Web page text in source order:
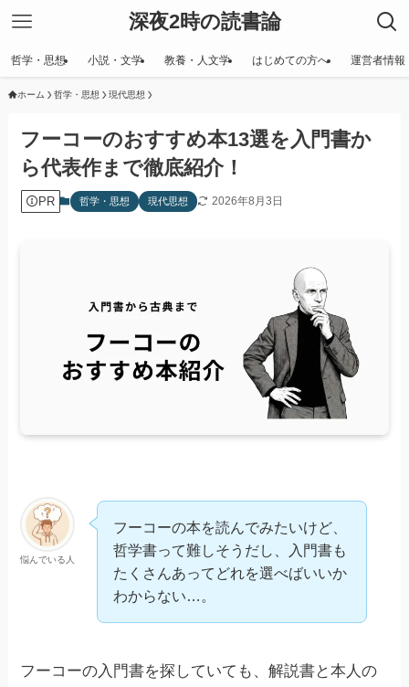
深夜2時の読書論
哲学・思想 小説・文学 教養・人文学 はじめての方へ 運営者情報
ホーム 哲学・思想 現代思想
フーコーのおすすめ本13選を入門書か
ら代表作まで徹底紹介！
PR 哲学・思想 現代思想 2026年8月3日
悩んでいる人
フーコーの本を読んでみたいけど、
哲学書って難しそうだし、入門書も
たくさんあってどれを選べばいいか
わからない…。
フーコーの入門書を探していても、解説書と本人の